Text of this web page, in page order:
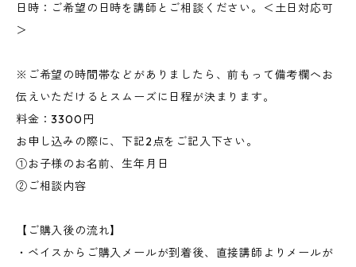
日時：ご希望の日時を講師とご相談ください。＜土日対応可
＞
※ご希望の時間帯などがありましたら、前もって備考欄へお
伝えいただけるとスムーズに日程が決まります。
料金：3300円
お申し込みの際に、下記2点をご記入下さい。
①お子様のお名前、生年月日
②ご相談内容
【ご購入後の流れ】
・ベイスからご購入メールが到着後、直接講師よりメールが